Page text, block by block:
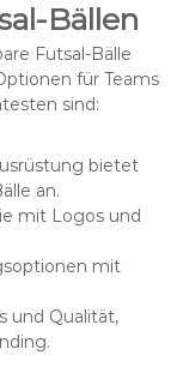
Bällen
Futsal-Bälle
für Teams
sind:
bietet
an.
mit Logos und
mit
und Qualität,